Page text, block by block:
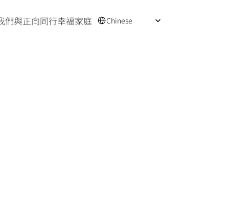
們與正向同行幸福家庭 Chinese